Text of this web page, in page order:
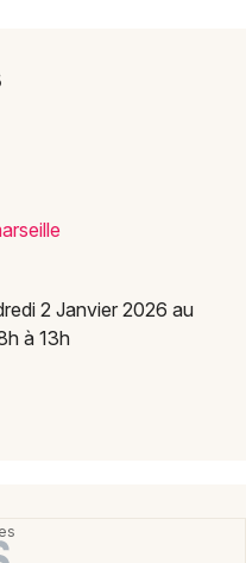
seille
2 Janvier 2026 au
à 13h